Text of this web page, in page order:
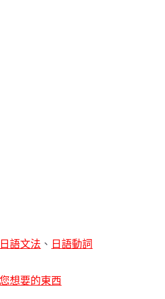
日語文法 、 日語動詞
想要的東西